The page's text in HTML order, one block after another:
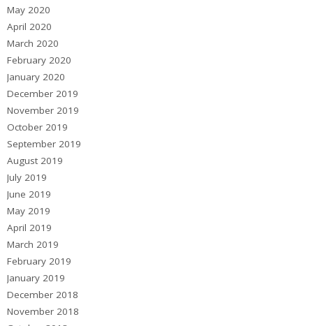
May 2020
April 2020
March 2020
February 2020
January 2020
December 2019
November 2019
October 2019
September 2019
August 2019
July 2019
June 2019
May 2019
April 2019
March 2019
February 2019
January 2019
December 2018
November 2018